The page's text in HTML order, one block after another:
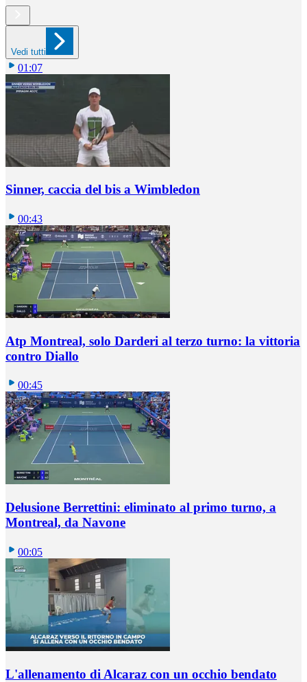
Vedi tutti
01:07
Sinner, caccia del bis a Wimbledon
00:43
Atp Montreal, solo Darderi al terzo turno: la vittoria
contro Diallo
00:45
Delusione Berrettini: eliminato al primo turno, a
Montreal, da Navone
00:05
L'allenamento di Alcaraz con un occhio bendato